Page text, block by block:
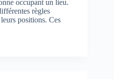
occupant un lieu.
règles
positions. Ces